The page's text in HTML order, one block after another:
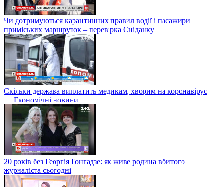
Чи дотримуються карантинних правил водії і пасажири
приміських маршруток – перевірка Сніданку
Скільки держава виплатить медикам, хворим на коронавірус
— Економічні новини
20 років без Георгія Гонгадзе: як живе родина вбитого
журналіста сьогодні